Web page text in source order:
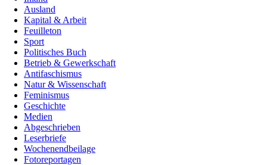
Ausland
Kapital & Arbeit
Feuilleton
Sport
Politisches Buch
Betrieb & Gewerkschaft
Antifaschismus
Natur & Wissenschaft
Feminismus
Geschichte
Medien
Abgeschrieben
Leserbriefe
Wochenendbeilage
Fotoreportagen